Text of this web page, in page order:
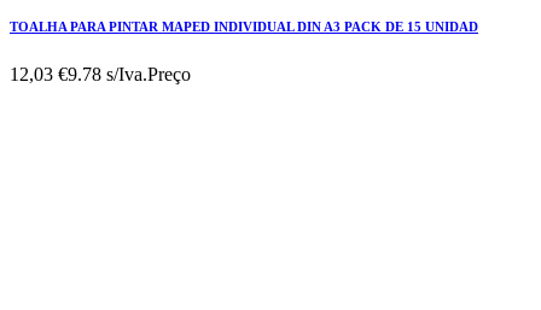
TOALHA PARA PINTAR MAPED INDIVIDUAL DIN A3 PACK DE 15 UNIDAD
12,03 €9.78 s/Iva.Preço